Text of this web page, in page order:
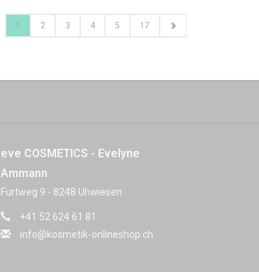
1 2 3 4 5 17
eve COSMETICS - Evelyne
Ammann
Furtweg 9 - 8248 Uhwiesen
+41 52 624 61 81
info@kosmetik-onlineshop.ch